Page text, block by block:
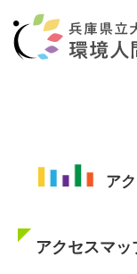
ア
アクセスマッ